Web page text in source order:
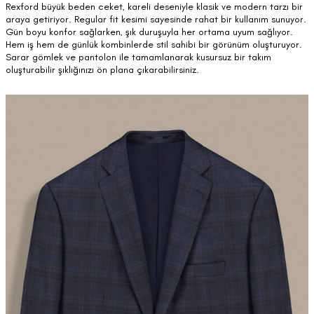
Rexford büyük beden ceket, kareli deseniyle klasik ve modern tarzı bir
araya getiriyor. Regular fit kesimi sayesinde rahat bir kullanım sunuyor.
Gün boyu konfor sağlarken, şık duruşuyla her ortama uyum sağlıyor.
Hem iş hem de günlük kombinlerde stil sahibi bir görünüm oluşturuyor.
Sarar gömlek ve pantolon ile tamamlanarak kusursuz bir takım
oluşturabilir şıklığınızı ön plana çıkarabilirsiniz.